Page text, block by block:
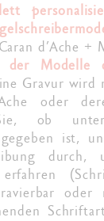
d’Ache +
der Modelle
Gravur
oder
ob
ist,
durch,